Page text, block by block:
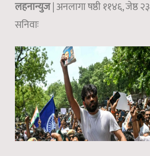
लहनान्युज| अनलागा षष्ठी ११४६, जेष्ठ २३
सनिवाः